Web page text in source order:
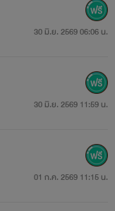
30 มิ.ย. 2569 06:06 น.
30 มิ.ย. 2569 11:59 น.
01 ก.ค. 2569 11:15 น.